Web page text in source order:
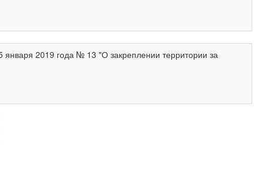
2019 года № 13 "О закреплении территории за